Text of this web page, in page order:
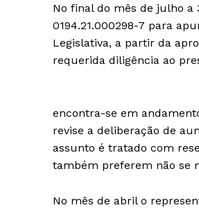
No final do mês de julho a
0194.21.000298-7 para
Legislativa, a partir da
requerida diligência ao
encontra-se em
revise a deliberação de
assunto é tratado com
também preferem não se
No mês de abril o